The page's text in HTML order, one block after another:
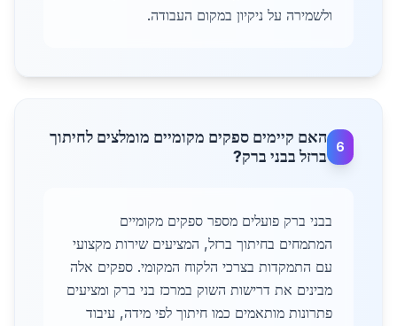
ולשמירה על ניקיון במקום העבודה.
6
האם קיימים ספקים מקומיים מומלצים לחיתוך
ברזל בבני ברק?
בבני ברק פועלים מספר ספקים מקומיים
המתמחים בחיתוך ברזל, המציעים שירות מקצועי
עם התמקדות בצרכי הלקוח המקומי. ספקים אלה
מבינים את דרישות השוק במרכז בני ברק ומציעים
פתרונות מותאמים כמו חיתוך לפי מידה, עיבוד